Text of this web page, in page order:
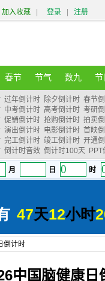
加入收藏 登录 注册
春节 节气 数九 节
过年倒计时 除夕倒计时 春节
中考倒计时 高考倒计时 考研
促销倒计时 抢购倒计时 拍卖
演出倒计时 电影倒计时 首映
完工倒计时 竣工倒计时 开通
倒计时音效 倒计时100天 PPT
倒计时
中国脑健康日